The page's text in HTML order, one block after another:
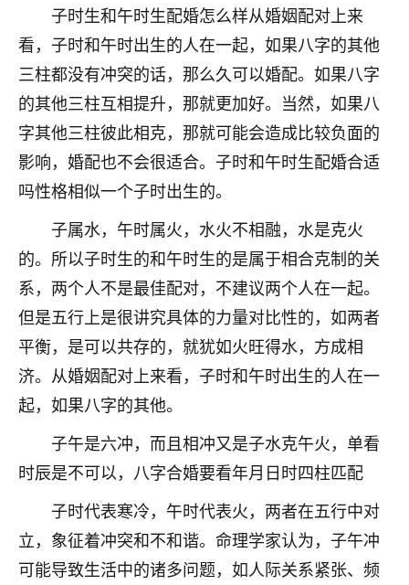
子时生和午时生配婚怎么样从婚姻配对上来
看，子时和午时出生的人在一起，如果八字的其他
三柱都没有冲突的话，那么久可以婚配。如果八字
的其他三柱互相提升，那就更加好。当然，如果八
字其他三柱彼此相克，那就可能会造成比较负面的
影响，婚配也不会很适合。子时和午时生配婚合适
吗性格相似一个子时出生的。
子属水，午时属火，水火不相融，水是克火
的。所以子时生的和午时生的是属于相合克制的关
系，两个人不是最佳配对，不建议两个人在一起。
但是五行上是很讲究具体的力量对比性的，如两者
平衡，是可以共存的，就犹如火旺得水，方成相
济。从婚姻配对上来看，子时和午时出生的人在一
起，如果八字的其他。
子午是六冲，而且相冲又是子水克午火，单看
时辰是不可以，八字合婚要看年月日时四柱匹配
子时代表寒冷，午时代表火，两者在五行中对
立，象征着冲突和不和谐。命理学家认为，子午冲
可能导致生活中的诸多问题，如人际关系紧张、频
心若莲花
我是做餐饮的，这两年，生意屡屡受挫，店开一家关
一家，要么生意不好，生意好的就出事。前些年攒的
家底快败光了，真是倒霉！我也想找人看看到底怎么
回事？
鹿森：你可以找老师看看，人有时不服命不行
啊！
太阳当空赵：我也做餐饮的，生意不算大，但
是我从找店开始都是找慧来老师跟进的，选
址、风水、还有开业日子，哪哪都看了，虽然
大环境不好，但是我家生意还可以，前几天又
刚找老师做了补财库，希望财运更好一点！
2小时前 来自海南 18
梦醒时分
我女儿高二叛逆，大半年不上学，一说她就要死要活
的，把我们两口子愁的不行，朋友给我推荐的慧来老
做完，我女儿跟变了个人一样，不期望她能考多好的
大学，只要能安安稳稳的把书读了，身体心理都健健
康康的我就很知足了！
鹿森 ：可怜天下父母心啊！
3小时前 来自河北 16